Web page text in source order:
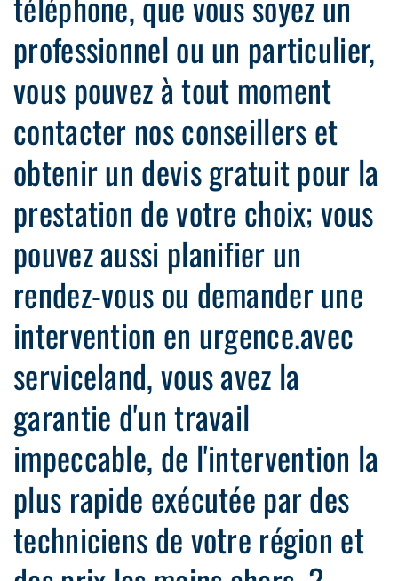
professionnel ou un particulier,
vous pouvez à tout moment
contacter nos conseillers et
obtenir un devis gratuit pour la
prestation de votre choix; vous
pouvez aussi planifier un
rendez-vous ou demander une
intervention en urgence.avec
serviceland, vous avez la
garantie d'un travail
impeccable, de l'intervention la
plus rapide exécutée par des
techniciens de votre région et